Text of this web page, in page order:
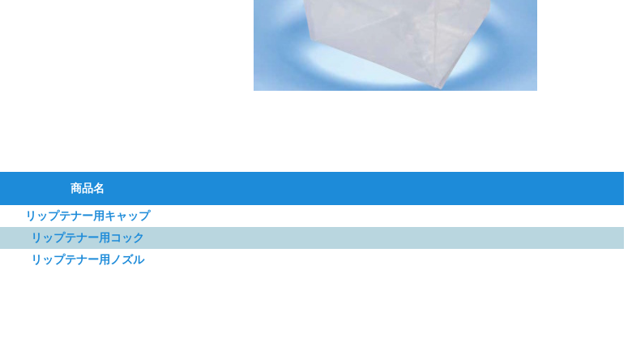
商品名
リップテナー用キャップ
リップテナー用コック
リップテナー用ノズル